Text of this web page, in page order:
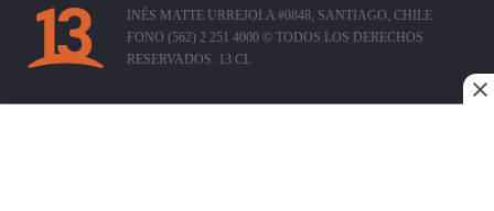
INÉS MATTE URREJOLA #0848, SANTIAGO, CHILE
FONO (562) 2 251 4000 © TODOS LOS DERECHOS
RESERVADOS. 13.CL